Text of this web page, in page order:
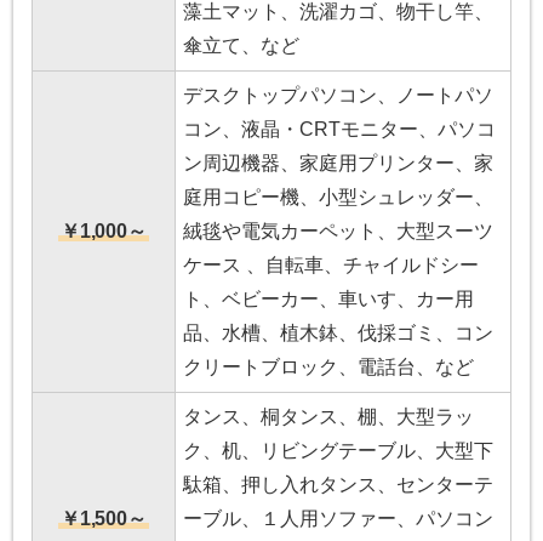
藻土マット、洗濯カゴ、物干し竿、
傘立て、など
￥1,000～
デスクトップパソコン、ノートパソ
コン、液晶・CRTモニター、パソコ
ン周辺機器、家庭用プリンター、家
庭用コピー機、小型シュレッダー、
絨毯や電気カーペット、大型スーツ
ケース 、自転車、チャイルドシー
ト、ベビーカー、車いす、カー用
品、水槽、植木鉢、伐採ゴミ、コン
クリートブロック、電話台、など
￥1,500～
タンス、桐タンス、棚、大型ラッ
ク、机、リビングテーブル、大型下
駄箱、押し入れタンス、センターテ
ーブル、１人用ソファー、パソコン